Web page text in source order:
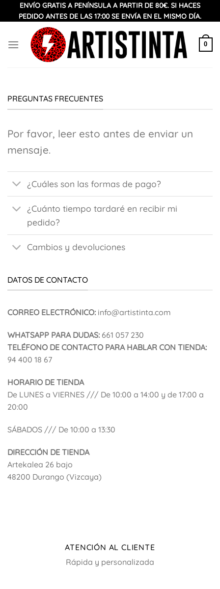
-5% DESCUENTO
Suscríbete y recibirás tu cupón
Consentimiento *
Saltar
contenido
ENVÍO GRATIS A PENÍNSULA A PARTIR DE 80€. SI HACES
PEDIDO ANTES DE LAS 17:00 SE ENVÍA EN EL MISMO DÍA.
0
PREGUNTAS FRECUENTES
Por favor, leer esto antes de enviar un
mensaje.
¿Cuáles son las formas de pago?
¿Cuánto tiempo tardaré en recibir mi
pedido?
Cambios y devoluciones
DATOS DE CONTACTO
CORREO ELECTRÓNICO: info@artistinta.com
WHATSAPP PARA DUDAS: 661 057 230
TELÉFONO DE CONTACTO PARA HABLAR CON TIENDA:
94 400 18 67
HORARIO DE TIENDA
De LUNES a VIERNES /// De 10:00 a 14:00 y de 17:00 a
20:00
SÁBADOS /// De 10:00 a 13:30
DIRECCIÓN DE TIENDA
Artekalea 26 bajo
48200 Durango (Vizcaya)
ATENCIÓN AL CLIENTE
Rápida y personalizada